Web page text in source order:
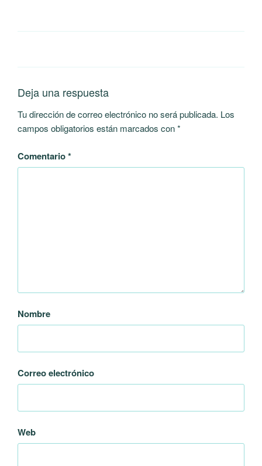
Deja una respuesta
Tu dirección de correo electrónico no será publicada. Los
campos obligatorios están marcados con*
Comentario*
Nombre
Correo electrónico
Web